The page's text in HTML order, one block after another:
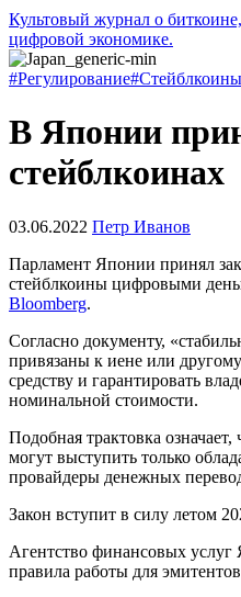
Культовый журнал о
цифровой экономике.
#Регулирование#Стейблкоины
В Японии
стейблкоинах
03.06.2022 Петр Иванов
Парламент Японии принял
стейблкоины цифровыми
Bloomberg.
Согласно документу,
привязаны к иене или
средству и гарантировать
номинальной стоимости.
Подобная трактовка
могут выступить только
провайдеры денежных
Закон вступит в силу летом
Агентство финансовых услуг
правила работы для